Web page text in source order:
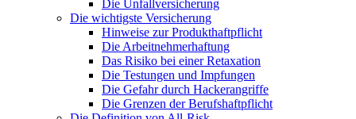
Die Unfallversicherung
Die wichtigste Versicherung
Hinweise zur Produkthaftpflicht
Die Arbeitnehmerhaftung
Das Risiko bei einer Retaxation
Die Testungen und Impfungen
Die Gefahr durch Hackerangriffe
Die Grenzen der Berufshaftpflicht